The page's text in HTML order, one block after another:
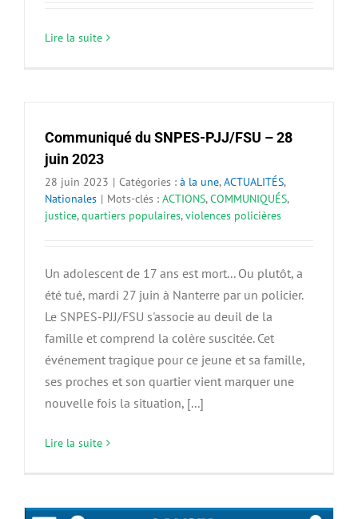
Lire la suite
Communiqué du SNPES-PJJ/FSU – 28
juin 2023
28 juin 2023 | Catégories : à la une,ACTUALITÉS,
Nationales | Mots-clés : ACTIONS,COMMUNIQUÉS,
justice,quartiers populaires,violences policières
Un adolescent de 17 ans est mort... Ou plutôt, a
été tué, mardi 27 juin à Nanterre par un policier.
Le SNPES-PJJ/FSU s'associe au deuil de la
famille et comprend la colère suscitée. Cet
événement tragique pour ce jeune et sa famille,
ses proches et son quartier vient marquer une
nouvelle fois la situation, [...]
Lire la suite